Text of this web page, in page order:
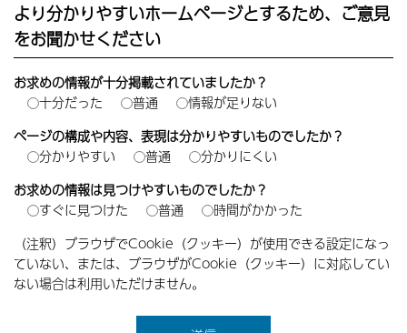
より分かりやすいホームページとするため、ご意見
をお聞かせください
お求めの情報が十分掲載されていましたか？
十分だった
普通
情報が足りない
ページの構成や内容、表現は分かりやすいものでしたか？
分かりやすい
普通
分かりにくい
お求めの情報は見つけやすいものでしたか？
すぐに見つけた
普通
時間がかかった
（注釈）ブラウザでCookie（クッキー）が使用できる設定になっ
ていない、または、ブラウザがCookie（クッキー）に対応してい
ない場合は利用いただけません。